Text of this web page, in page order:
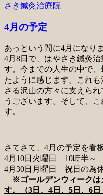
さき鍼灸治療院
4月の予定
あっという間に4月になり
4月8日で、はやさき鍼灸
す。今までの人生の中で
たように感じます。これ
さる沢山の方々に支えら
うございます。そして、
す。
さてさて、4月の予定を看
4月10日火曜日 10時半
4月30日月曜日 祝日の為
※ゴールデンウィークは
す。（3日、4日、5日、6